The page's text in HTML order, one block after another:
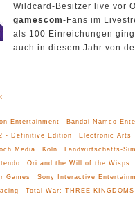
Wildcard-Besitzer live vor
gamescom-Fans im
als 100 Einreichungen
auch in diesem Jahr von
Entertainment Bandai Namco
- Definitive Edition
Electronic Arts
Media
Köln Landwirtschafts-
Ori and the Will of the Wisps
Games
Sony Interactive
Total War: THREE KINGDOMS